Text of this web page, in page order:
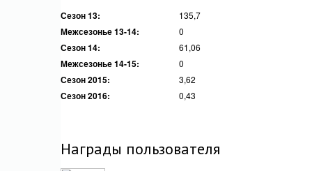
Сезон 13: 135,7
Межсезонье 13-14: 0
Сезон 14: 61,06
Межсезонье 14-15: 0
Сезон 2015: 3,62
Сезон 2016: 0,43
Награды пользователя